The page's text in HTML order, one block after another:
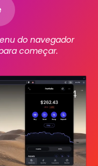
do navegador
começar.